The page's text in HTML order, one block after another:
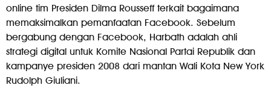
online tim Presiden Dilma Rousseff terkait bagaimana
memaksimalkan pemanfaatan Facebook. Sebelum
bergabung dengan Facebook, Harbath adalah ahli
strategi digital untuk Komite Nasional Partai Republik dan
kampanye presiden 2008 dari mantan Wali Kota New York
Rudolph Giuliani.